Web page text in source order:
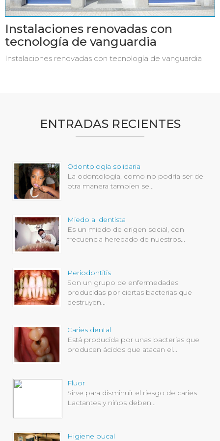
Instalaciones renovadas con
tecnología de vanguardia
Instalaciones renovadas con tecnología de vanguardia
ENTRADAS RECIENTES
Odontología solidaria
La odontología, como no podría ser de
otra manera tambien se...
Miedo al dentista
Es un miedo de origen social, con
frecuencia heredado de nuestros...
Periodontitis
Son un grupo de enfermedades
producidas por ciertas bacterias que
destruyen...
Caries dental
Está producida por unas bacterias que
producen ácidos que atacan el...
Fluor
Sirve para disminuir el riesgo de caries.
Lactantes y niños deben...
Higiene bucal